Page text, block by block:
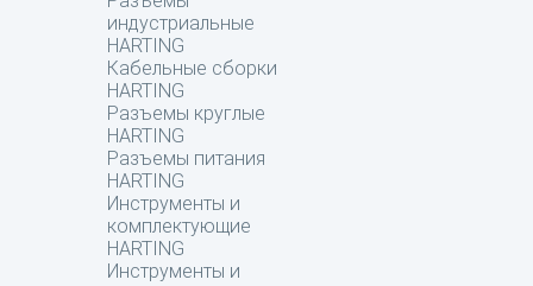
индустриальные
HARTING
Кабельные сборки
HARTING
Разъемы круглые
HARTING
Разъемы питания
HARTING
Инструменты и
комплектующие
HARTING
Инструменты и